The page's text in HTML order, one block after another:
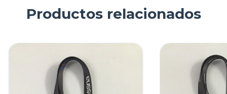
Productos relacionados